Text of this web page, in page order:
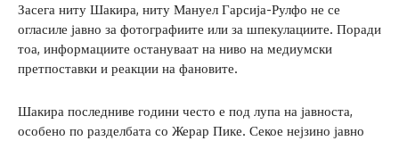
Засега ниту Шакира, ниту Мануел Гарсија-Рулфо не се
огласиле јавно за фотографиите или за шпекулациите. Поради
тоа, информациите остануваат на ниво на медиумски
претпоставки и реакции на фановите.
Шакира последниве години често е под лупа на јавноста,
особено по разделбата со Жерар Пике. Секое нејзино јавно